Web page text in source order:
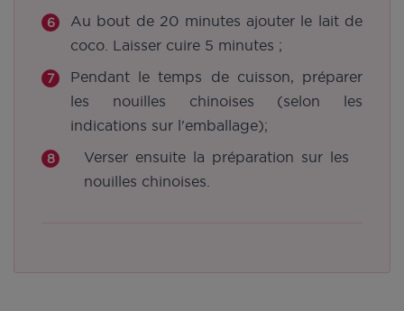
Au bout de 20 minutes ajouter le lait de
coco. Laisser cuire 5 minutes ;
Pendant le temps de cuisson, préparer
les nouilles chinoises (selon les
indications sur l'emballage);
Verser ensuite la préparation sur les
nouilles chinoises.